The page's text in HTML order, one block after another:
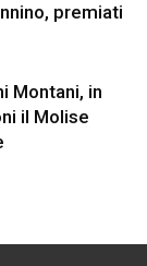
premiati
Montani, in
il Molise